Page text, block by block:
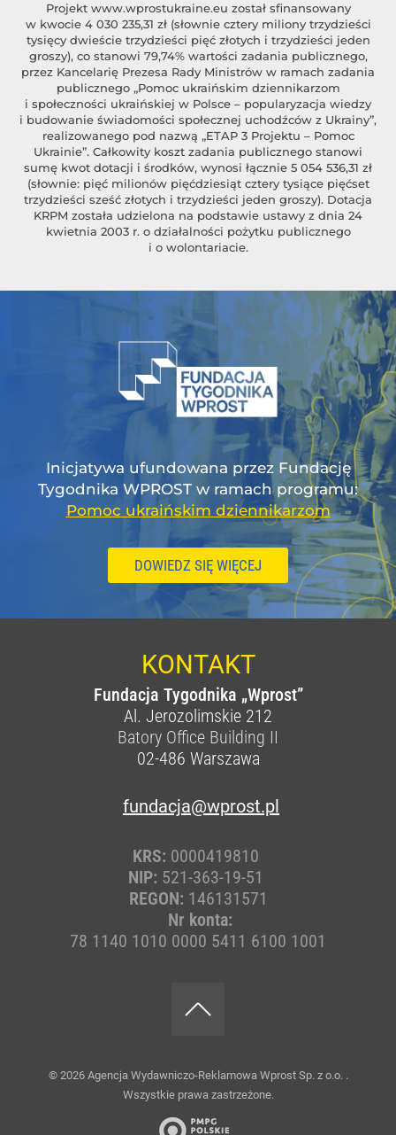
Projekt www.wprostukraine.eu został sfinansowany
w kwocie 4 030 235,31 zł (słownie cztery miliony trzydzieści
tysięcy dwieście trzydzieści pięć złotych i trzydzieści jeden
groszy), co stanowi 79,74% wartości zadania publicznego,
przez Kancelarię Prezesa Rady Ministrów w ramach zadania
publicznego „Pomoc ukraińskim dziennikarzom
i społeczności ukraińskiej w Polsce – popularyzacja wiedzy
i budowanie świadomości społecznej uchodźców z Ukrainy”,
realizowanego pod nazwą „ETAP 3 Projektu – Pomoc
Ukrainie”. Całkowity koszt zadania publicznego stanowi
sumę kwot dotacji i środków, wynosi łącznie 5 054 536,31 zł
(słownie: pięć milionów pięćdziesiąt cztery tysiące pięćset
trzydzieści sześć złotych i trzydzieści jeden groszy). Dotacja
KRPM została udzielona na podstawie ustawy z dnia 24
kwietnia 2003 r. o działalności pożytku publicznego
i o wolontariacie.
Inicjatywa ufundowana przez Fundację
Tygodnika WPROST w ramach programu:
Pomoc ukraińskim dziennikarzom
DOWIEDZ SIĘ WIĘCEJ
KONTAKT
Fundacja Tygodnika „Wprost”
Al. Jerozolimskie 212
Batory Office Building II
02-486 Warszawa
fundacja@wprost.pl
KRS: 0000419810
NIP: 521-363-19-51
REGON: 146131571
Nr konta:
78 1140 1010 0000 5411 6100 1001
© 2026 Agencja Wydawniczo-Reklamowa Wprost Sp. z o.o. .
Wszystkie prawa zastrzeżone.